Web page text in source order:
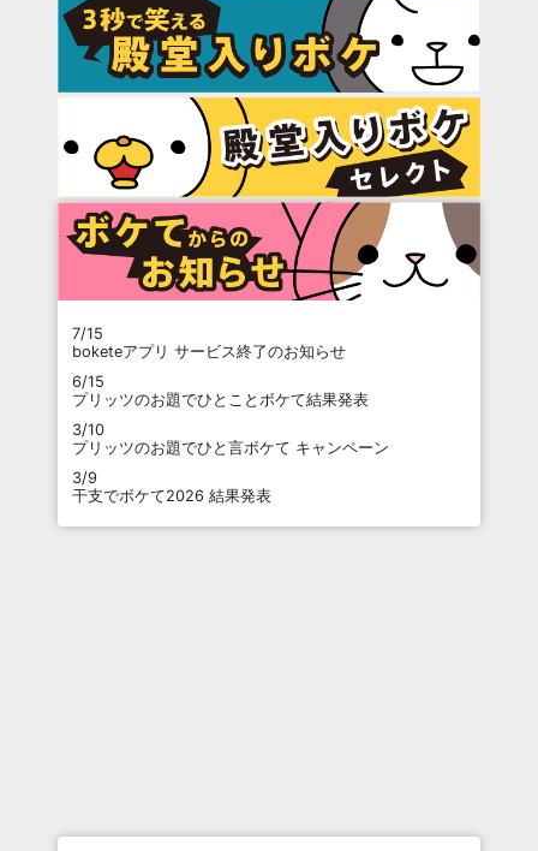
7/15
boketeアプリ サービス終了のお知らせ
6/15
プリッツのお題でひとことボケて結果発表
3/10
プリッツのお題でひと言ボケて キャンペーン
3/9
干支でボケて2026 結果発表